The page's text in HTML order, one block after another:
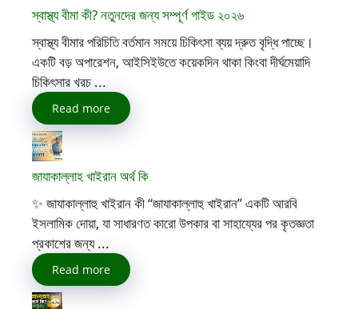
স্বাস্থ্য বীমা কী? নতুনদের জন্য সম্পূর্ণ গাইড ২০২৬
স্বাস্থ্য বীমার পরিচিতি বর্তমান সময়ে চিকিৎসা ব্যয় দ্রুত বৃদ্ধি পাচ্ছে।
একটি বড় অপারেশন, আইসিইউতে কয়েকদিন থাকা কিংবা দীর্ঘমেয়াদি
চিকিৎসার খরচ ...
Read more
জাযাকাল্লাহ খাইরান অর্থ কি
✨ জাযাকাল্লাহু খাইরান কী “জাযাকাল্লাহু খাইরান” একটি আরবি
ইসলামিক দোয়া, যা সাধারণত কারো উপকার বা সাহায্যের পর কৃতজ্ঞতা
প্রকাশের জন্য ...
Read more